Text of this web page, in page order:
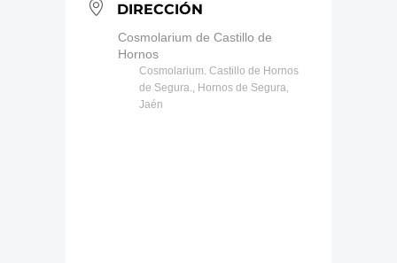
DIRECCIÓN
Cosmolarium de Castillo de
Hornos
Cosmolarium. Castillo de Hornos
de Segura., Hornos de Segura,
Jaén